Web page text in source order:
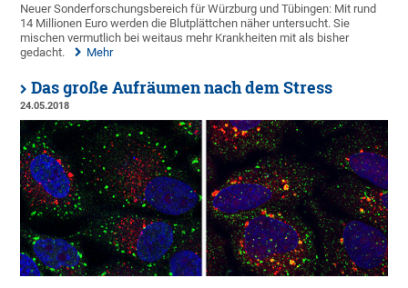
Neuer Sonderforschungsbereich für Würzburg und Tübingen: Mit rund
14 Millionen Euro werden die Blutplättchen näher untersucht. Sie
mischen vermutlich bei weitaus mehr Krankheiten mit als bisher
gedacht.
Mehr
Das große Aufräumen nach dem Stress
24.05.2018